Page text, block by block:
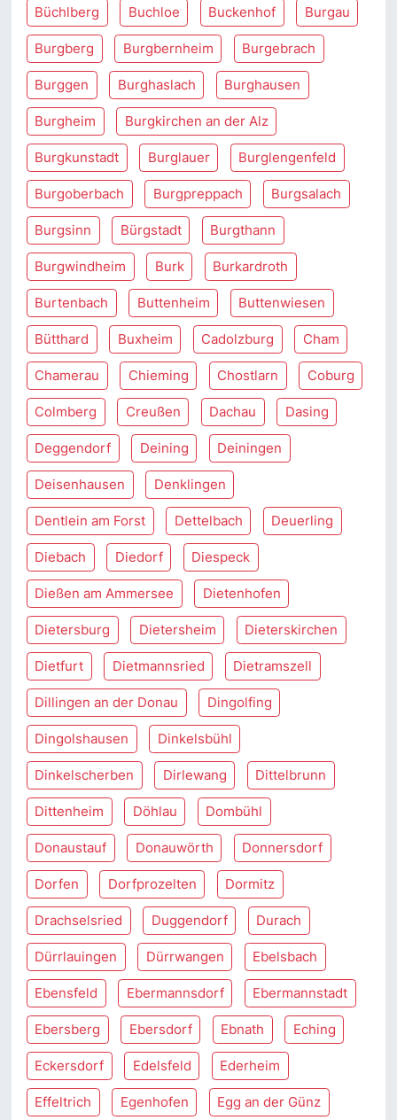
Büchlberg Buchloe Buckenhof Burgau
Burgberg Burgbernheim Burgebrach
Burggen Burghaslach Burghausen
Burgheim Burgkirchen an der Alz
Burgkunstadt Burglauer Burglengenfeld
Burgoberbach Burgpreppach Burgsalach
Burgsinn Bürgstadt Burgthann
Burgwindheim Burk Burkardroth
Burtenbach Buttenheim Buttenwiesen
Bütthard Buxheim Cadolzburg Cham
Chamerau Chieming Chostlarn Coburg
Colmberg Creußen Dachau Dasing
Deggendorf Deining Deiningen
Deisenhausen Denklingen
Dentlein am Forst Dettelbach Deuerling
Diebach Diedorf Diespeck
Dießen am Ammersee Dietenhofen
Dietersburg Dietersheim Dieterskirchen
Dietfurt Dietmannsried Dietramszell
Dillingen an der Donau Dingolfing
Dingolshausen Dinkelsbühl
Dinkelscherben Dirlewang Dittelbrunn
Dittenheim Döhlau Dombühl
Donaustauf Donauwörth Donnersdorf
Dorfen Dorfprozelten Dormitz
Drachselsried Duggendorf Durach
Dürrlauingen Dürrwangen Ebelsbach
Ebensfeld Ebermannsdorf Ebermannstadt
Ebersberg Ebersdorf Ebnath Eching
Eckersdorf Edelsfeld Ederheim
Effeltrich Egenhofen Egg an der Günz